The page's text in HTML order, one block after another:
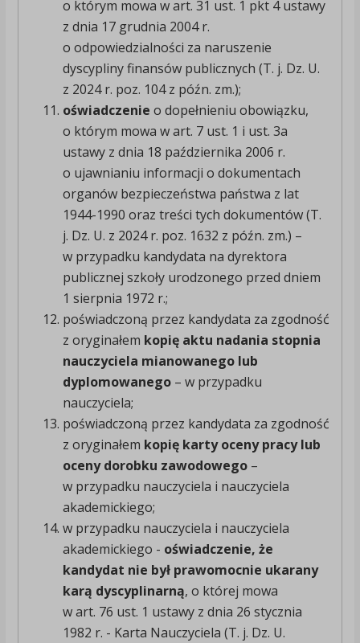
o którym mowa w art. 31 ust. 1 pkt 4 ustawy
z dnia 17 grudnia 2004 r.
o odpowiedzialności za naruszenie
dyscypliny finansów publicznych (T. j. Dz. U.
z 2024 r. poz. 104 z późn. zm.);
oświadczenie o dopełnieniu obowiązku,
o którym mowa w art. 7 ust. 1 i ust. 3a
ustawy z dnia 18 października 2006 r.
o ujawnianiu informacji o dokumentach
organów bezpieczeństwa państwa z lat
1944-1990 oraz treści tych dokumentów (T.
j. Dz. U. z 2024 r. poz. 1632 z późn. zm.) –
w przypadku kandydata na dyrektora
publicznej szkoły urodzonego przed dniem
1 sierpnia 1972 r.;
poświadczoną przez kandydata za zgodność
z oryginałem kopię aktu nadania stopnia
nauczyciela mianowanego lub
dyplomowanego – w przypadku
nauczyciela;
poświadczoną przez kandydata za zgodność
z oryginałem kopię karty oceny pracy lub
oceny dorobku zawodowego –
w przypadku nauczyciela i nauczyciela
akademickiego;
w przypadku nauczyciela i nauczyciela
akademickiego - oświadczenie, że
kandydat nie był prawomocnie ukarany
karą dyscyplinarną, o której mowa
w art. 76 ust. 1 ustawy z dnia 26 stycznia
1982 r. - Karta Nauczyciela (T. j. Dz. U.